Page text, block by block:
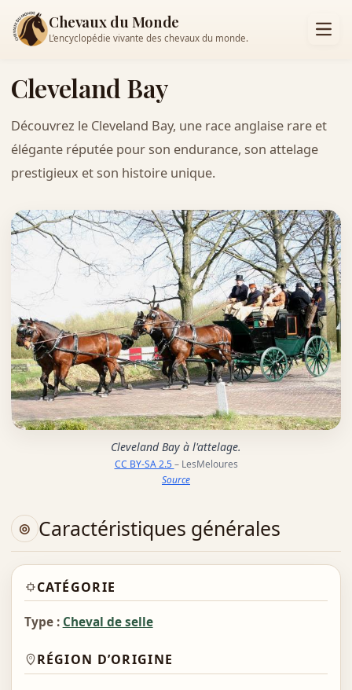
Chevaux du Monde
L’encyclopédie vivante des chevaux du monde.
Cleveland Bay
Découvrez le Cleveland Bay, une race anglaise rare et
élégante réputée pour son endurance, son attelage
prestigieux et son histoire unique.
Cleveland Bay à l'attelage.
CC BY-SA 2.5– LesMeloures
Source
Caractéristiques générales
CATÉGORIE
Type : Cheval de selle
RÉGION D’ORIGINE